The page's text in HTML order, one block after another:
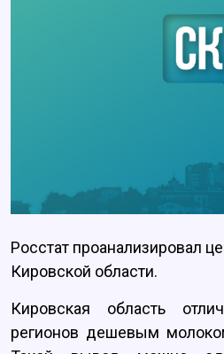
Росстат проанализировал
Кировской области.
Кировская область
регионов дешевым